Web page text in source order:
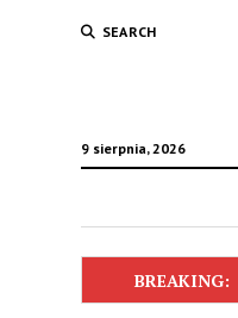
SEARCH
9 sierpnia, 2026
BREAKING: